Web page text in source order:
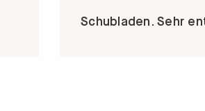
Schubladen. Sehr